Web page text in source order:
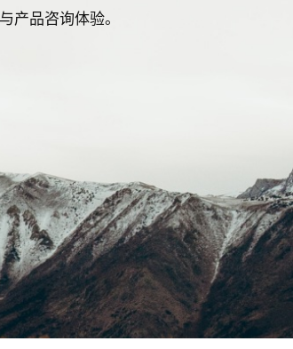
产品咨询体验。